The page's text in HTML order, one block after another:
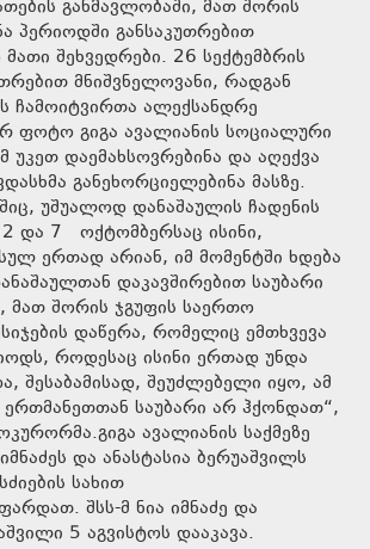
განმავლობაში, მათ შორის
პერიოდში განსაკუთრებით
შეხვედრები. 26 სექტემბრის
მნიშვნელოვანი, რადგან
ჩამოიტვირთა ალექსანდრე
ფოტო გიგა ავალიანის სოციალური
დაემახსოვრებინა და აღექვა
განეხორციელებინა მასზე.
უშუალოდ დანაშაულის ჩადენის
და 7 ოქტომბერსაც ისინი,
ერთად არიან, იმ მომენტში ხდება
დაკავშირებით საუბარი
მათ შორის ჯგუფის საერთო
დაწერა, რომელიც ემთხვევა
როდესაც ისინი ერთად უნდა
შესაბამისად, შეუძლებელი იყო, ამ
ერთმანეთთან საუბარი არ ჰქონდათ“,
ავალიანის საქმეზე
და ანასტასია ბერუაშვილს
სახით
შსს-მ ნია იმნაძე და
5 აგვისტოს დააკავა.